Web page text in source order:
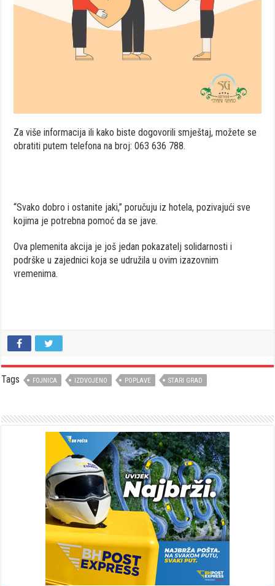
Za više informacija ili kako biste dogovorili smještaj, možete se
obratiti putem telefona na broj: 063 636 788.
“Svako dobro i ostanite jaki,” poručuju iz hotela, pozivajući sve
kojima je potrebna pomoć da se jave.
Ova plemenita akcija je još jedan pokazatelj solidarnosti i
podrške u zajednici koja se udružila u ovim izazovnim
vremenima.
Tags FOJNICA IZDVOJENO POPLAVE STARI GRAD